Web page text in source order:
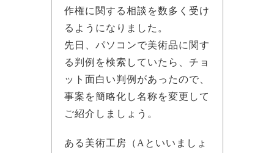
作権に関する相談を数多く受け
るようになりました。
先日、パソコンで美術品に関す
る判例を検索していたら、チョ
ット面白い判例があったので、
事案を簡略化し名称を変更して
ご紹介しましょう。
ある美術工房（Aといいましょ